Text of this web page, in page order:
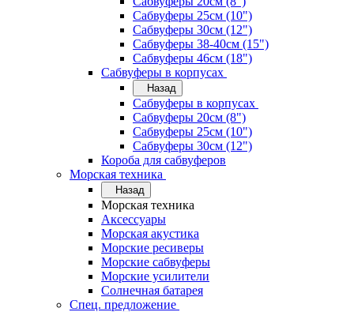
Сабвуферы 25см (10")
Сабвуферы 30см (12")
Сабвуферы 38-40см (15")
Сабвуферы 46см (18")
Сабвуферы в корпусах
Назад
Сабвуферы в корпусах
Сабвуферы 20см (8")
Сабвуферы 25см (10")
Сабвуферы 30см (12")
Короба для сабвуферов
Морская техника
Назад
Морская техника
Аксессуары
Морская акустика
Морские ресиверы
Морские сабвуферы
Морские усилители
Солнечная батарея
Спец. предложение